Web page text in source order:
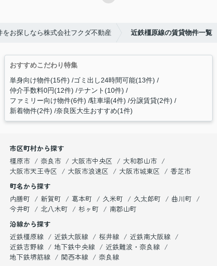
をお探しなら株式会社フクダ不動産 近鉄橿原線の賃貸物件一覧
おすすめこだわり特集
単身向け物件(15件) ゴミ出し24時間可能(13件)
仲介手数料0円(12件) テナント(10件)
ファミリー向け物件(6件) 駐車場(4件) 分譲賃貸(2件)
新着物件(2件) 奈良医大生おすすめ(1件)
市区町村から探す
橿原市
奈良市 大阪市中央区
大和郡山市
大阪市天王寺区
大阪市浪速区 大阪市城東区
香芝市
町名から探す
内膳町
新賀町 葛本町 久米町 久太郎町
曲川町
今井町
北八木町 杉ヶ町
南郡山町
沿線から探す
近鉄橿原線
近鉄大阪線 桜井線
近鉄南大阪線
近鉄吉野線
地下鉄中央線
近鉄難波・奈良線
地下鉄堺筋線
関西本線
奈良線